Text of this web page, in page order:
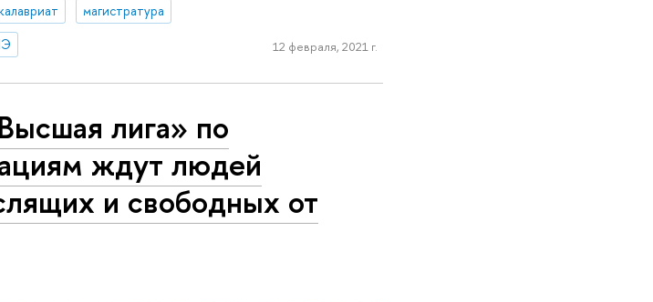
магистратура
12 февраля, 2021 г.
лига» по
ждут людей
и свободных от